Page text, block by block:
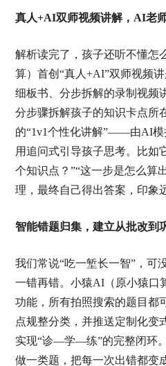
真人+AI双师视频讲解，AI老
解析读完了，孩子还听不懂怎
算）首创“真人+AI”双师视频
细板书、分步拆解的录制视频
分步骤拆解孩子的知识卡点所
的“1v1个性化讲解”——由AI模
用追问式引导孩子思考。比如
个知识点？”“这一步是怎么算
理，最终自己得出答案，印象
智能错题归集，建立从批改到
我们常说“吃一堑长一智”，可
一错再错。小猿AI（原小猿口
功能，所有拍照搜索的题目都
点规整分类，并推送定制化变
实现“诊—学—练”的完整闭环
做一类题，把每一次出错都变